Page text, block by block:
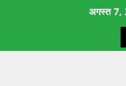
अगस्त 7,